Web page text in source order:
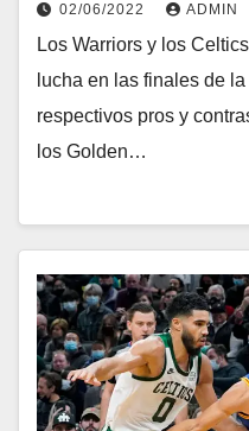
02/06/2022 ADMIN
Los Warriors y los
lucha en las finales de
respectivos pros y
los Golden…